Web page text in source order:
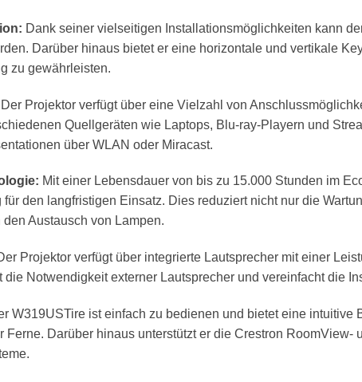
Dank seiner vielseitigen Installationsmöglichkeiten kann
Darüber hinaus bietet er eine horizontale und vertikale
zu gewährleisten.
Der Projektor verfügt über eine Vielzahl von
Quellgeräten wie Laptops, Blu-ray-Playern und
über WLAN oder Miracast.
Mit einer Lebensdauer von bis zu 15.000 Stunden im
den langfristigen Einsatz. Dies reduziert nicht nur die
Austausch von Lampen.
Projektor verfügt über integrierte Lautsprecher mit einer
Notwendigkeit externer Lautsprecher und vereinfacht die
W319USTire ist einfach zu bedienen und bietet eine
Ferne. Darüber hinaus unterstützt er die Crestron